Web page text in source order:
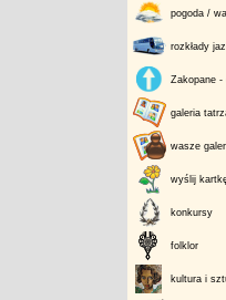
pogoda /
rozkłady
Zakopane -
galeria
wasze
wyślij
konkursy
folklor
kultura i